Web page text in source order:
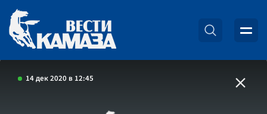
14 дек 2020 в 12:45